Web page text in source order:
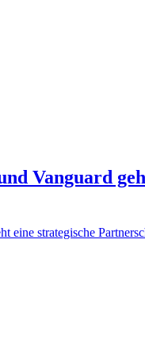
Vanguard
eine strategische